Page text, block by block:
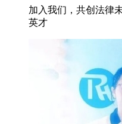
加入我们，共创法律
英才